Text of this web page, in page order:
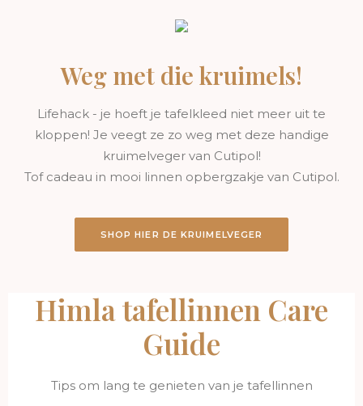
Weg met die kruimels!
Lifehack - je hoeft je tafelkleed niet meer uit te
kloppen! Je veegt ze zo weg met deze handige
kruimelveger van Cutipol!
Tof cadeau in mooi linnen opbergzakje van Cutipol.
SHOP HIER DE KRUIMELVEGER
Himla tafellinnen Care
Guide
Tips om lang te genieten van je tafellinnen